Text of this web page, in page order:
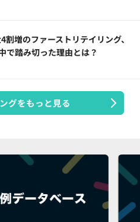
割増のファーストリテイリング、
で踏み切った理由とは？
グをもっと見る